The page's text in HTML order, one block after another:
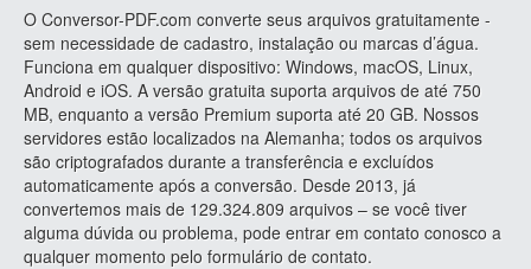
O Conversor-PDF.com converte seus arquivos gratuitamente -
sem necessidade de cadastro, instalação ou marcas d’água.
Funciona em qualquer dispositivo: Windows, macOS, Linux,
Android e iOS. A versão gratuita suporta arquivos de até 750
MB, enquanto a versão Premium suporta até 20 GB. Nossos
servidores estão localizados na Alemanha; todos os arquivos
são criptografados durante a transferência e excluídos
automaticamente após a conversão. Desde 2013, já
convertemos mais de 129.324.809 arquivos – se você tiver
alguma dúvida ou problema, pode entrar em contato conosco a
qualquer momento pelo formulário de contato.